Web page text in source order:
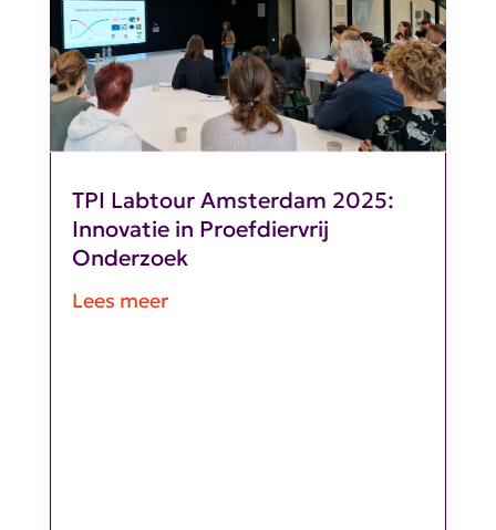
TPI Labtour Amsterdam 2025:
Innovatie in Proefdiervrij
Onderzoek
Lees meer